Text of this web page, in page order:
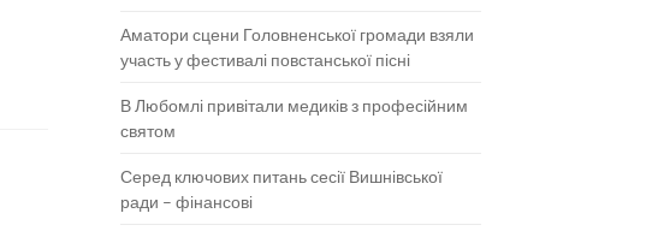
Аматори сцени Головненської громади взяли
участь у фестивалі повстанської пісні
В Любомлі привітали медиків з професійним
святом
Серед ключових питань сесії Вишнівської
ради – фінансові